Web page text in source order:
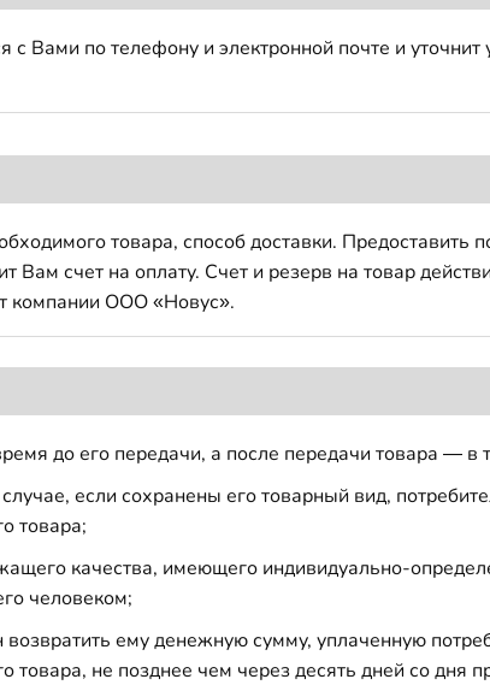
Вами по телефону и электронной почте и уточнит
товара, способ доставки.
счет на оплату. Счет и резерв на товар
компании ООО «Новус».
до его передачи, а после передачи товара — в
если сохранены его товарный вид,
товара;
качества, имеющего индивидуально-
человеком;
ему денежную сумму, уплаченную
товара, не позднее чем через десять дней со дня